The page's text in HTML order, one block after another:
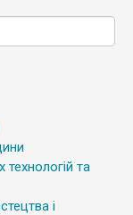
технологій та
і